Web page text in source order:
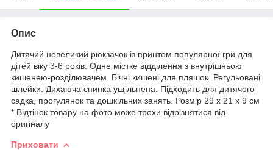
Опис
Дитячий невеликий рюкзачок із принтом популярної гри для
дітей віку 3-6 років. Одне містке відділення з внутрішньою
кишенею-розділювачем. Бічні кишені для пляшок. Регульовані
шлейки. Дихаюча спинка ущільнена. Підходить для дитячого
садка, прогулянок та дошкільних занять. Розмір 29 х 21 х 9 см
* Відтінок товару на фото може трохи відрізнятися від
оригіналу
Приховати